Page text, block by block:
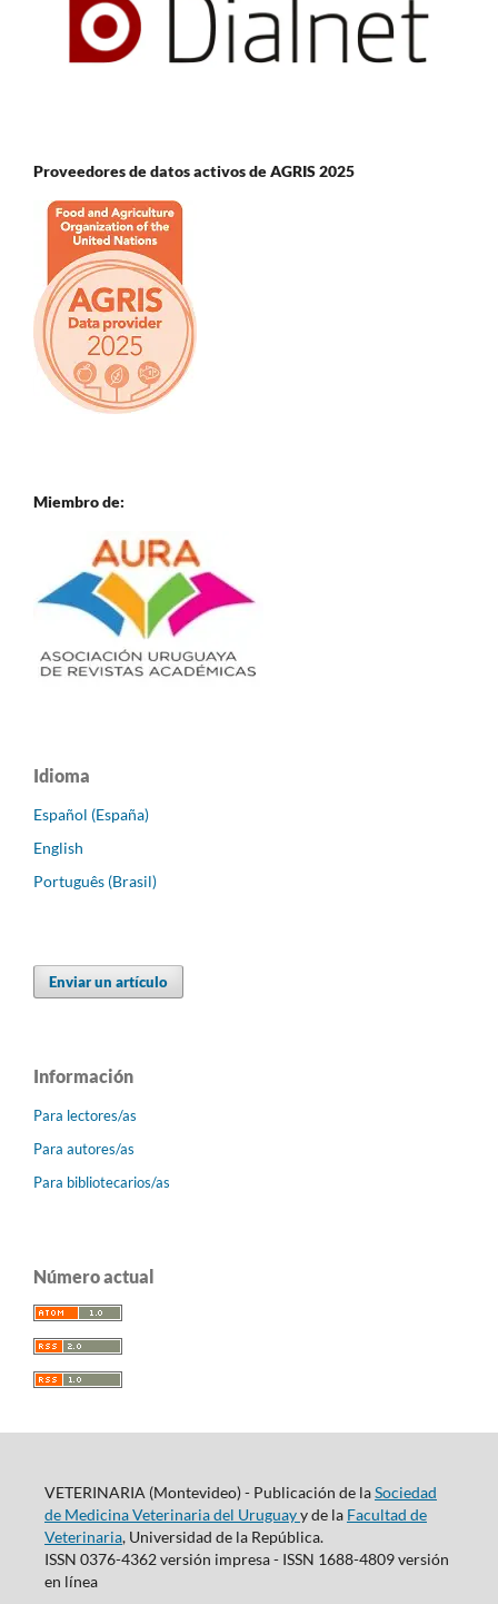
Proveedores de datos activos de AGRIS 2025
Miembro de:
Idioma
Español (España)
English
Português (Brasil)
Enviar un artículo
Información
Para lectores/as
Para autores/as
Para bibliotecarios/as
Número actual
VETERINARIA (Montevideo) - Publicación de laSociedad
de Medicina Veterinaria del Uruguayy de la Facultad de
Veterinaria, Universidad de la República.
ISSN 0376-4362 versión impresa - ISSN 1688-4809 versión
en línea